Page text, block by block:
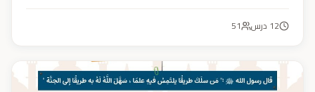
الأنظار برقيّها وتوازنها، لتبدع أعمالًا فنية تعكس عبق التراث وسحر
12 درس 51